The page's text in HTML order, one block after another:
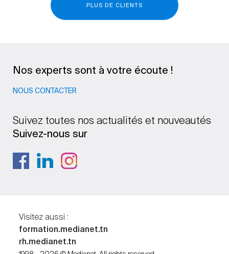
PLUS DE CLIENTS
Nos experts sont à votre écoute !
NOUS CONTACTER
Suivez toutes nos actualités et nouveautés
Suivez-nous sur
Visitez aussi :
formation.medianet.tn
rh.medianet.tn